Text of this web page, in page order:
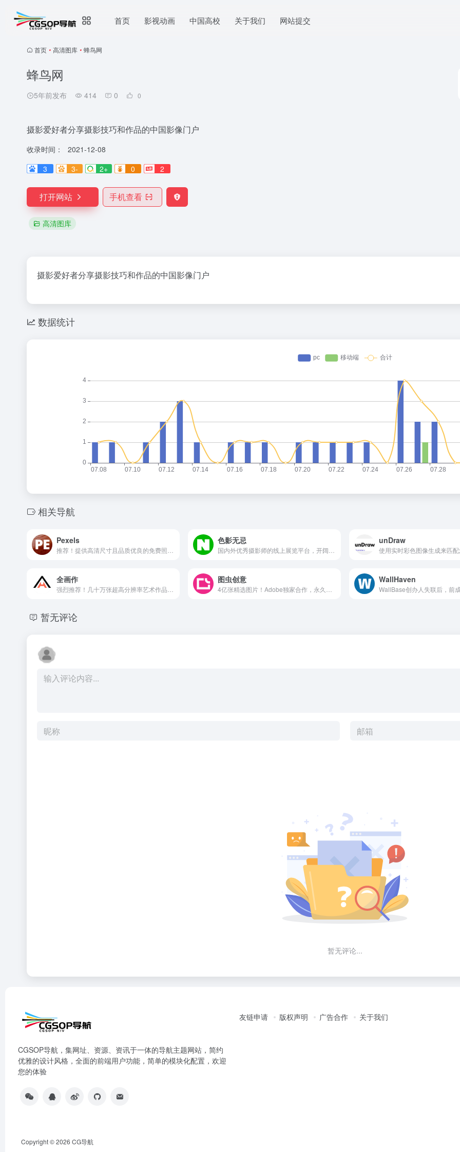
首页 影视动画 中国高校 关于我们 网站提交
首页 • 高清图库 • 蜂鸟网
蜂鸟网
5年前发布 414 0 0
摄影爱好者分享摄影技巧和作品的中国影像门户
收录时间：
2021-12-08
3
3- 2+ 0 2
打开网站 手机查看
高清图库
摄影爱好者分享摄影技巧和作品的中国影像门户
数据统计
相关导航
Pexels 色影无忌 unDraw
使用实时彩色图像生成来匹
全画作 图虫创意 WallHaven
暂无评论
暂无评论...
CGSOP导航，集网址、资源、资讯于一体的导航主题网站，简约
优雅的设计风格，全面的前端用户功能，简单的模块化配置，欢迎
您的体验
友链申请 版权声明 广告合作 关于我们
Copyright © 2026 CG导航